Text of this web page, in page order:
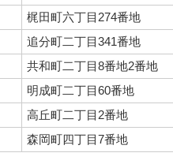
梶田町六丁目274番地
追分町二丁目341番地
共和町二丁目8番地2番地
明成町二丁目60番地
高丘町二丁目2番地
森岡町四丁目7番地